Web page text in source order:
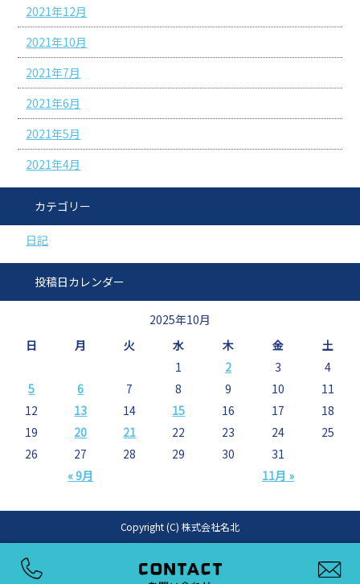
2021年12月
2021年10月
2021年7月
2021年6月
2021年5月
2021年4月
カテゴリー
日記
投稿日カレンダー
2025年10月
日
月 火 水 木 金 土
« 9月 11月 »
1 2 3
4
5
6 7 8 9 10
11
12
13 14 15 16 17
18
19
20 21 22 23 24
25
26
27 28 29 30 31
Copyright (C) 株式会社名北